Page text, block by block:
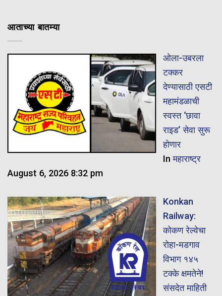
आताच्या बातम्या
ओला-उबरला
टक्कर
देण्यासाठी एसटी
महामंडळाची
स्वस्त ‘छावा
राइड’ सेवा सुरू
होणार
Inमहाराष्ट्र
August 6, 2026 8:32 pm
Konkan
Railway:
कोकण रेल्वेचा
रोहा-मडगाव
विभाग १४५
टक्के क्षमतेने!
संसदेत माहिती